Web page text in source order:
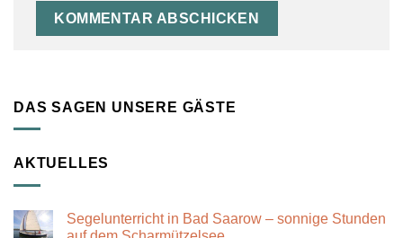
DAS SAGEN UNSERE GÄSTE
AKTUELLES
Segelunterricht in Bad Saarow – sonnige Stunden